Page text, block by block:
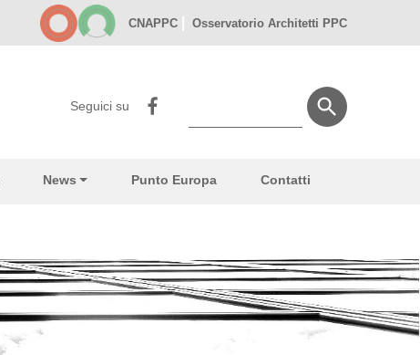
CNAPPC Osservatorio Architetti PPC
Seguici su
News Punto Europa Contatti